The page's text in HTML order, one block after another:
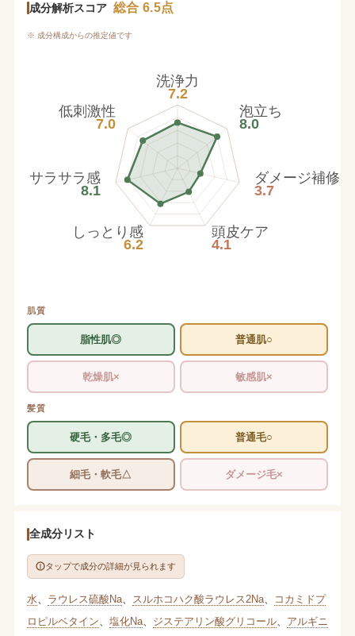
成分解析スコア 総合 6.5点
※ 成分構成からの推定値です
洗浄力
7.2
泡立ち
8.0
ダメージ補修
3.7
頭皮ケア
4.1
しっとり感
6.2
サラサラ感
8.1
低刺激性
7.0
肌質
脂性肌◎ 普通肌○
乾燥肌× 敏感肌×
髪質
硬毛・多毛◎ 普通毛○
細毛・軟毛△ ダメージ毛×
全成分リスト
タップで成分の詳細が見られます
水 ラウレス硫酸Na、 スルホコハク酸ラウレス2Na、
コカミドプ
ロピルベタイン
塩化Na、 ジステアリン酸グリコール、 アルギニ